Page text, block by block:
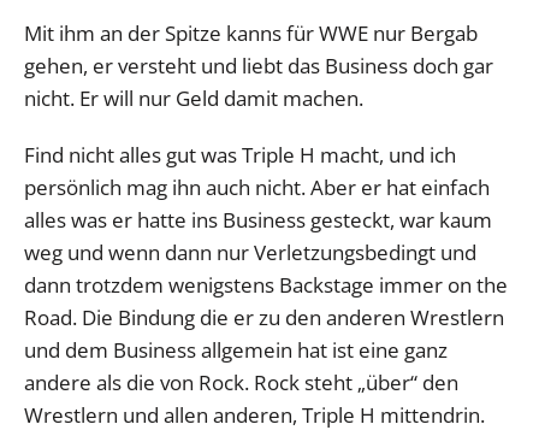
Mit ihm an der Spitze kanns für WWE nur Bergab
gehen, er versteht und liebt das Business doch gar
nicht. Er will nur Geld damit machen.
Find nicht alles gut was Triple H macht, und ich
persönlich mag ihn auch nicht. Aber er hat einfach
alles was er hatte ins Business gesteckt, war kaum
weg und wenn dann nur Verletzungsbedingt und
dann trotzdem wenigstens Backstage immer on the
Road. Die Bindung die er zu den anderen Wrestlern
und dem Business allgemein hat ist eine ganz
andere als die von Rock. Rock steht „über“ den
Wrestlern und allen anderen, Triple H mittendrin.